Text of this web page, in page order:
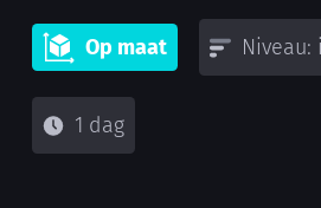
Op maat
1 dag